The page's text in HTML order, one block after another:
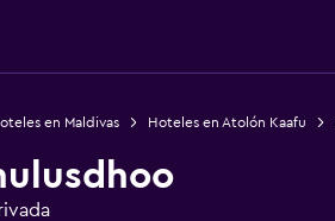
en Maldivas Hoteles en Atolón Kaafu